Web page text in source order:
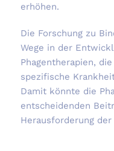
erhöhen.
Die Forschung zu
Wege in der
Phagentherapien,
spezifische
Damit könnte die
entscheidenden
Herausforderung